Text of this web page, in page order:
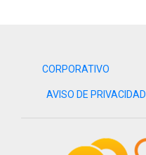
CORPORATIVO
AVISO DE PRIVACIDAD